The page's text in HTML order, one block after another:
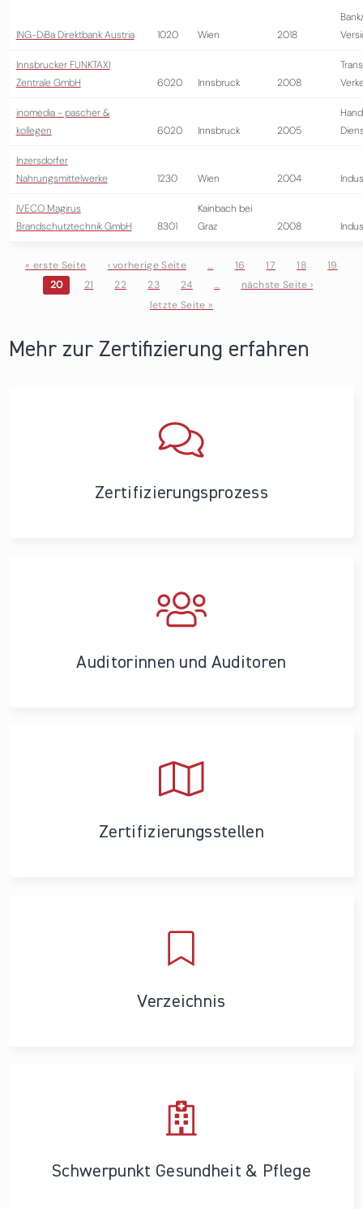
ING-DiBa Direktbank Austria 1020 Wien 2018
Bank/
Innsbrucker FUNKTAXI
Zentrale GmbH
6020 Innsbruck 2008
inomedia - pascher &
kollegen
6020 Innsbruck 2005
Inzersdorfer
Nahrungsmittelwerke
1230 Wien 2004
IVECO Magirus
Brandschutztechnik GmbH
8301
Kainbach bei
Graz
2008
Seiten
« erste Seite ‹ vorherige Seite … 16 17 18
19
20
21 22 23 24 …
nächste Seite ›
letzte Seite »
Mehr zur Zertifizierung erfahren
Zertifizierungs­prozess
Auditorinnen und Auditoren
Zertifizierungs­stellen
Verzeichnis
Schwerpunkt Gesundheit & Pflege